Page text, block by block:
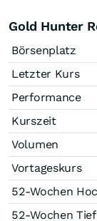
Gold Hunter
Börsenplatz
Letzter Kurs
Performance
Kurszeit
Volumen
Vortageskurs
52-Wochen
52-Wochen Tief